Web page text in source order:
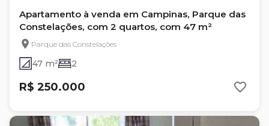
Apartamento à venda em Campinas, Parque das
Constelações, com 2 quartos, com 47 m²
Parque das Constelações
47 m² 2
R$ 250.000